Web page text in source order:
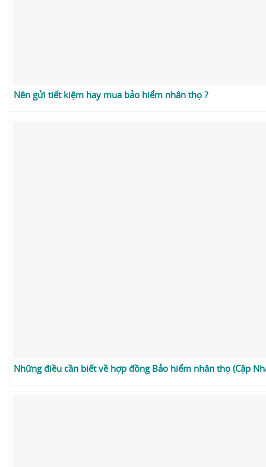
Nên gửi tiết kiệm hay mua bảo hiểm nhân thọ ?
Những điều cần biết về hợp đồng Bảo hiểm nhân thọ (Cập